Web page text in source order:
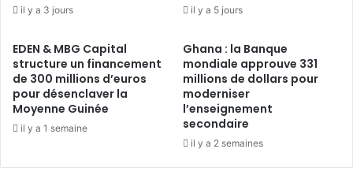
il y a 3 jours il y a 5 jours
EDEN & MBG Capital
structure un financement
de 300 millions d’euros
pour désenclaver la
Moyenne Guinée
il y a 1 semaine
Ghana : la Banque
mondiale approuve 331
millions de dollars pour
moderniser
l’enseignement
secondaire
il y a 2 semaines